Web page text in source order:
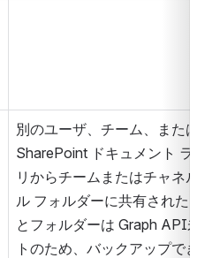
別のユーザ、チーム、または
SharePoint ドキュメント ライ
リからチームまたはチャネル
ル フォルダーに共有されたフ
とフォルダーは Graph API未サ
トのため、バックアップできま